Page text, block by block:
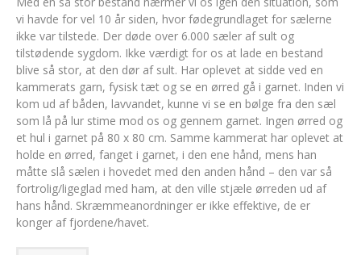
vi havde for vel 10 år siden, hvor fødegrundlaget for sælerne
ikke var tilstede. Der døde over 6.000 sæler af sult og
tilstødende sygdom. Ikke værdigt for os at lade en bestand
blive så stor, at den dør af sult. Har oplevet at sidde ved en
kammerats garn, fysisk tæt og se en ørred gå i garnet. Inden vi
kom ud af båden, lavvandet, kunne vi se en bølge fra den sæl
som lå på lur stime mod os og gennem garnet. Ingen ørred og
et hul i garnet på 80 x 80 cm. Samme kammerat har oplevet at
holde en ørred, fanget i garnet, i den ene hånd, mens han
måtte slå sælen i hovedet med den anden hånd – den var så
fortrolig/ligeglad med ham, at den ville stjæle ørreden ud af
hans hånd. Skræmmeanordninger er ikke effektive, de er
konger af fjordene/havet.